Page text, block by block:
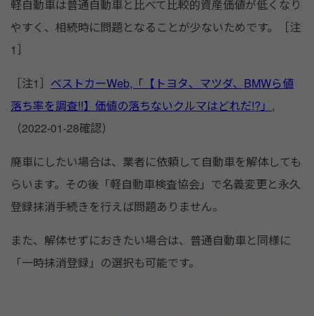
軽自動車は普通自動車と比べて比較的資産価値が低くなり
やすく、相続時に問題となることが少ないためです。［注
1］
［注1］ ベストカーWeb,「【トヨタ、マツダ、BMWら値
落ち率を調査!!】価値の落ちないクルマはどれだ!?」 ,
（2022-01-28確認）
廃車にしたい場合は、業者に依頼して自動車を解体しても
らいます。その後「軽自動車検査協会」で名義変更と永久
登録抹消手続きを行えば問題ありません。
また、解体せずにおきたい場合は、普通自動車と同様に
「一時抹消登録」の選択も可能です。